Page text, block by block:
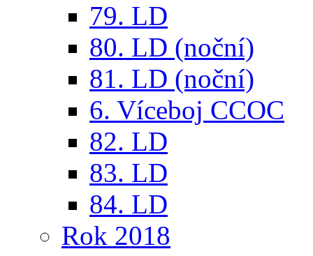
79. LD
80. LD (noční)
81. LD (noční)
6. Víceboj CCOC
82. LD
83. LD
84. LD
Rok 2018